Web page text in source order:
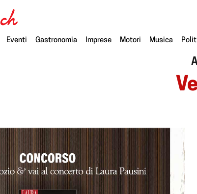
Eventi Gastronomia Imprese Motori Musica